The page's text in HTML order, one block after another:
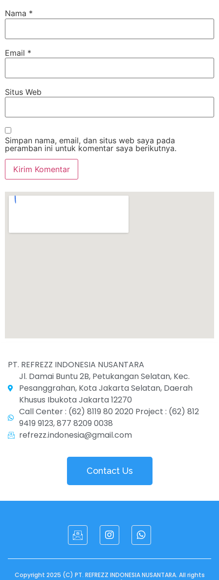
Nama *
Email *
Situs Web
Simpan nama, email, dan situs web saya pada
peramban ini untuk komentar saya berikutnya.
PT. REFREZZ INDONESIA NUSANTARA
Jl. Damai Buntu 2B, Petukangan Selatan, Kec.
Pesanggrahan, Kota Jakarta Selatan, Daerah
Khusus Ibukota Jakarta 12270
Call Center : (62) 8119 80 2020 Project : (62) 812
9419 9123, 877 8209 0038
refrezz.indonesia@gmail.com
Contact Us
Copyright 2025 (C) PT. REFREZZ INDONESIA NUSANTARA. All rights